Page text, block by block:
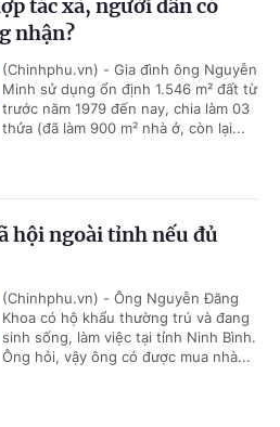
tác xã, người dân có
nhận?
(Chinhphu.vn) - Gia đình ông Nguyễn
Minh sử dụng ổn định 1.546 m² đất từ
trước năm 1979 đến nay, chia làm 03
thửa (đã làm 900 m² nhà ở, còn lại...
hội ngoài tỉnh nếu đủ
(Chinhphu.vn) - Ông Nguyễn Đăng
Khoa có hộ khẩu thường trú và đang
sinh sống, làm việc tại tỉnh Ninh Bình.
Ông hỏi, vậy ông có được mua nhà...